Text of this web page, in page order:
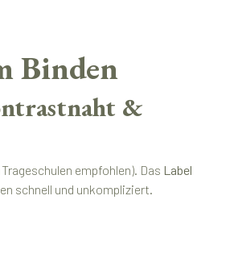
Binden
&
empfohlen). Das Label
schnell und unkompliziert.